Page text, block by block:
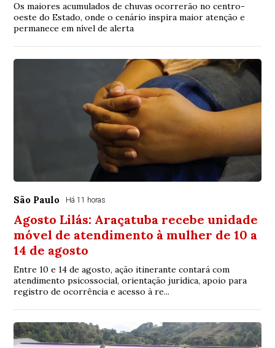
Os maiores acumulados de chuvas ocorrerão no centro-
oeste do Estado, onde o cenário inspira maior atenção e
permanece em nível de alerta
São Paulo Há 11 horas
Agosto Lilás: Araçatuba recebe unidade
móvel de atendimento à mulher de 10 a
14 de agosto
Entre 10 e 14 de agosto, ação itinerante contará com
atendimento psicossocial, orientação jurídica, apoio para
registro de ocorrência e acesso à re...